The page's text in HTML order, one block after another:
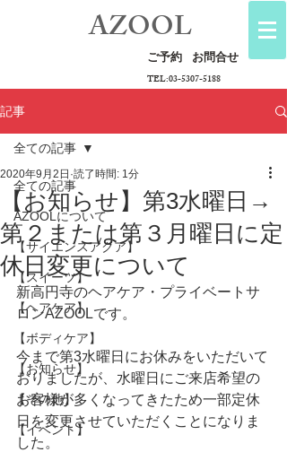
AZOOL
ご予約 お問合せ
TEL:03-5307-5188
記事
全ての記事
AZOOLについて
【サイエンスアクア】
【スイーツ】
【ヘアケア】
【ボディケア】
【お知らせ】
【その他】
【イベント】
全ての記事
【お知らせ】第3水曜日→
第２または第３月曜日に定
休日変更について
2020年9月2日 読了時間: 1分
新高円寺のヘアケア・プライベートサ
ロンAZOOLです。
今まで第3水曜日にお休みをいただいて
おりましたが、水曜日にご来店希望の
お客様が多くなってきたため一部定休
日を変更させていただくことになりま
した。